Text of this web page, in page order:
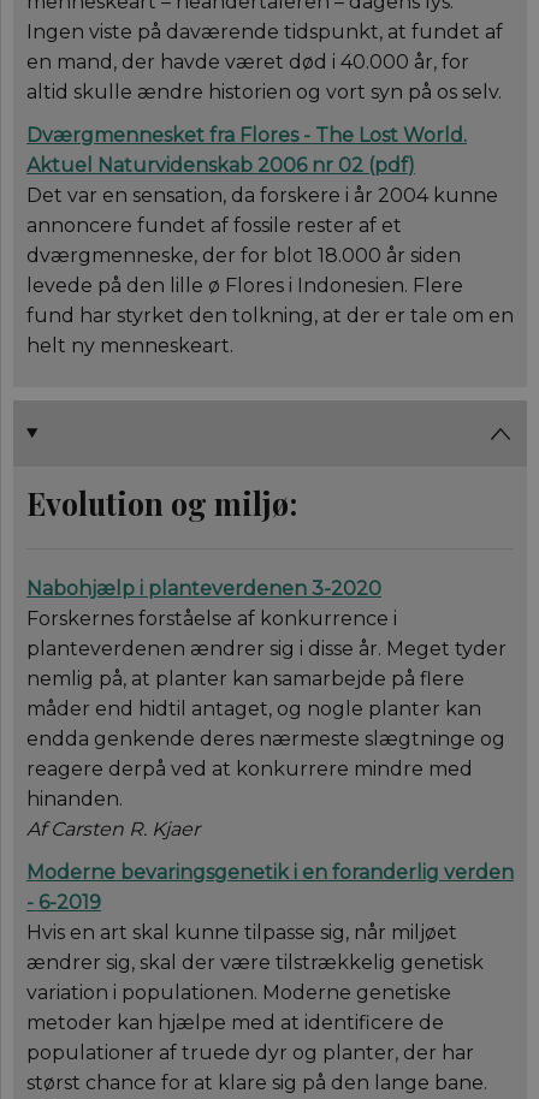
Ingen viste på daværende tidspunkt, at fundet af
en mand, der havde været død i 40.000 år, for
altid skulle ændre historien og vort syn på os selv.
Dværgmennesket fra Flores - The Lost World.
Aktuel Naturvidenskab 2006 nr 02 (pdf)
Det var en sensation, da forskere i år 2004 kunne
annoncere fundet af fossile rester af et
dværgmenneske, der for blot 18.000 år siden
levede på den lille ø Flores i Indonesien. Flere
fund har styrket den tolkning, at der er tale om en
helt ny menneskeart.
Evolution og miljø:
Nabohjælp i planteverdenen 3-2020
Forskernes forståelse af konkurrence i
planteverdenen ændrer sig i disse år. Meget tyder
nemlig på, at planter kan samarbejde på flere
måder end hidtil antaget, og nogle planter kan
endda genkende deres nærmeste slægtninge og
reagere derpå ved at konkurrere mindre med
hinanden.
Af Carsten R. Kjaer
Moderne bevaringsgenetik i en foranderlig verden
- 6-2019
Hvis en art skal kunne tilpasse sig, når miljøet
ændrer sig, skal der være tilstrækkelig genetisk
variation i populationen. Moderne genetiske
metoder kan hjælpe med at identificere de
populationer af truede dyr og planter, der har
størst chance for at klare sig på den lange bane.